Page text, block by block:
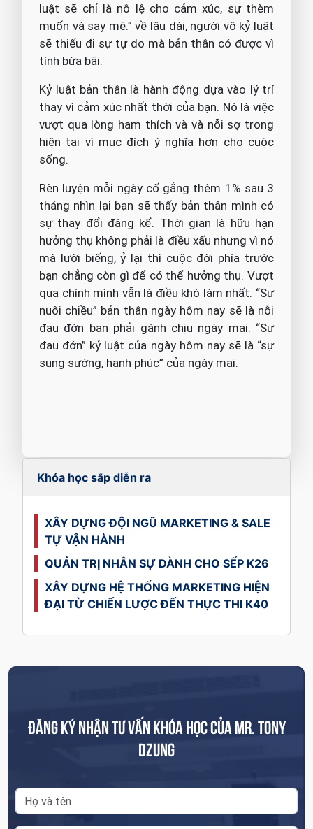
luật sẽ chỉ là nô lệ cho cảm xúc, sự thèm
muốn và say mê.” về lâu dài, người vô kỷ luật
sẽ thiếu đi sự tự do mà bản thân có được vì
tính bừa bãi.
Kỷ luật bản thân là hành động dựa vào lý trí
thay vì cảm xúc nhất thời của bạn. Nó là việc
vượt qua lòng ham thích và và nỗi sợ trong
hiện tại vì mục đích ý nghĩa hơn cho cuộc
sống.
Rèn luyện mỗi ngày cố gắng thêm 1% sau 3
tháng nhìn lại bạn sẽ thấy bản thân mình có
sự thay đổi đáng kể. Thời gian là hữu hạn
hưởng thụ không phải là điều xấu nhưng vì nó
mà lười biếng, ỷ lại thì cuộc đời phía trước
bạn chẳng còn gì để có thể hưởng thụ. Vượt
qua chính mình vẫn là điều khó làm nhất. “Sự
nuôi chiều” bản thân ngày hôm nay sẽ là nỗi
đau đớn bạn phải gánh chịu ngày mai. “Sự
đau đớn” kỷ luật của ngày hôm nay sẽ là “sự
sung sướng, hạnh phúc” của ngày mai.
Khóa học sắp diễn ra
XÂY DỰNG ĐỘI NGŨ MARKETING & SALE
TỰ VẬN HÀNH
QUẢN TRỊ NHÂN SỰ DÀNH CHO SẾP K26
XÂY DỰNG HỆ THỐNG MARKETING HIỆN
ĐẠI TỪ CHIẾN LƯỢC ĐẾN THỰC THI K40
ĐĂNG KÝ NHẬN TƯ VẤN KHÓA HỌC CỦA MR. TONY
DZUNG